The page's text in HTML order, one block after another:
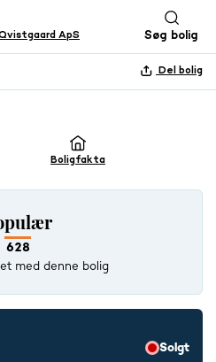
ApS Søg bolig
Del bolig
+ 24 BILLEDER
Boligfakta
628
med denne bolig
Solgt